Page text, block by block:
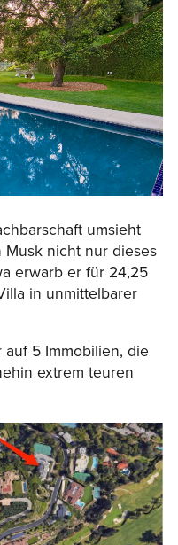
umsieht
Musk nicht nur dieses
erwarb er für 24,25
in unmittelbarer
auf 5 Immobilien, die
extrem teuren